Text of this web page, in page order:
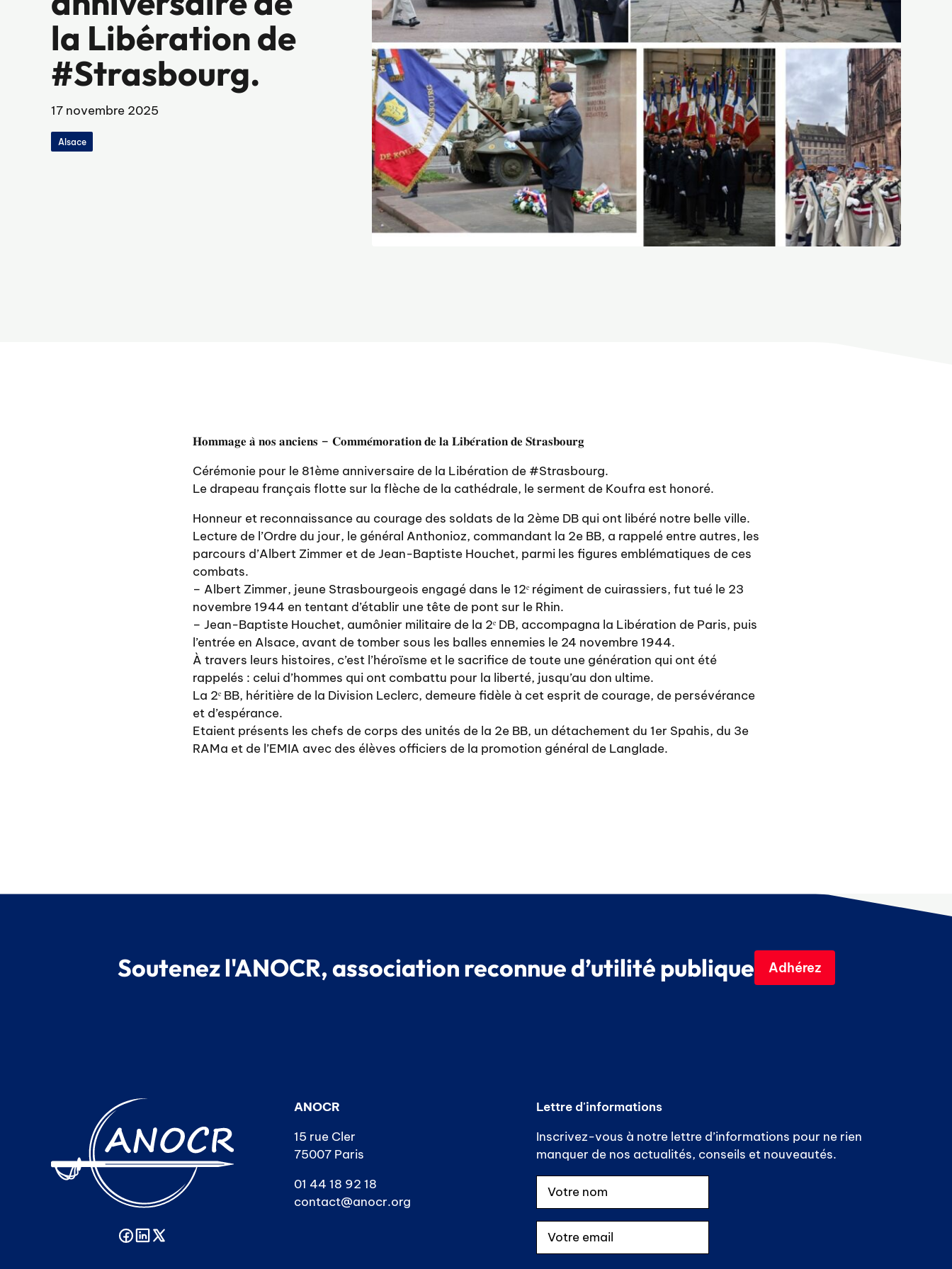
la Libération de
#Strasbourg.
17 novembre 2025
Alsace
𝐇𝐨𝐦𝐦𝐚𝐠𝐞 𝐚̀ 𝐧𝐨𝐬 𝐚𝐧𝐜𝐢𝐞𝐧𝐬 – 𝐂𝐨𝐦𝐦𝐞́𝐦𝐨𝐫𝐚𝐭𝐢𝐨𝐧 𝐝𝐞 𝐥𝐚 𝐋𝐢𝐛𝐞́𝐫𝐚𝐭𝐢𝐨𝐧 𝐝𝐞 𝐒𝐭𝐫𝐚𝐬𝐛𝐨𝐮𝐫𝐠
Cérémonie pour le 81ème anniversaire de la Libération de #Strasbourg.
Le drapeau français flotte sur la flèche de la cathédrale, le serment de Koufra est honoré.
Honneur et reconnaissance au courage des soldats de la 2ème DB qui ont libéré notre belle ville.
Lecture de l’Ordre du jour, le général Anthonioz, commandant la 2e BB, a rappelé entre autres, les
parcours d’Albert Zimmer et de Jean-Baptiste Houchet, parmi les figures emblématiques de ces
combats.
– Albert Zimmer, jeune Strasbourgeois engagé dans le 12ᵉ régiment de cuirassiers, fut tué le 23
novembre 1944 en tentant d’établir une tête de pont sur le Rhin.
– Jean-Baptiste Houchet, aumônier militaire de la 2ᵉ DB, accompagna la Libération de Paris, puis
l’entrée en Alsace, avant de tomber sous les balles ennemies le 24 novembre 1944.
À travers leurs histoires, c’est l’héroïsme et le sacrifice de toute une génération qui ont été
rappelés : celui d’hommes qui ont combattu pour la liberté, jusqu’au don ultime.
La 2ᵉ BB, héritière de la Division Leclerc, demeure fidèle à cet esprit de courage, de persévérance
et d’espérance.
Etaient présents les chefs de corps des unités de la 2e BB, un détachement du 1er Spahis, du 3e
RAMa et de l’EMIA avec des élèves officiers de la promotion général de Langlade.
Soutenez l'ANOCR, association reconnue d’utilité publique Adhérez
ANOCR
15 rue Cler
75007 Paris
01 44 18 92 18
contact@anocr.org
Lettre d'informations
Inscrivez-vous à notre lettre d’informations pour ne rien
manquer de nos actualités, conseils et nouveautés.